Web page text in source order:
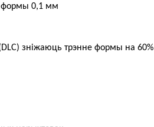
формы 0,1 мм
зніжаюць трэнне формы на 60%